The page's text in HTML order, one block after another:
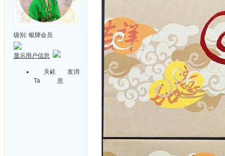
级别: 银牌会员
显示用户信息
关注
Ta
发消
息